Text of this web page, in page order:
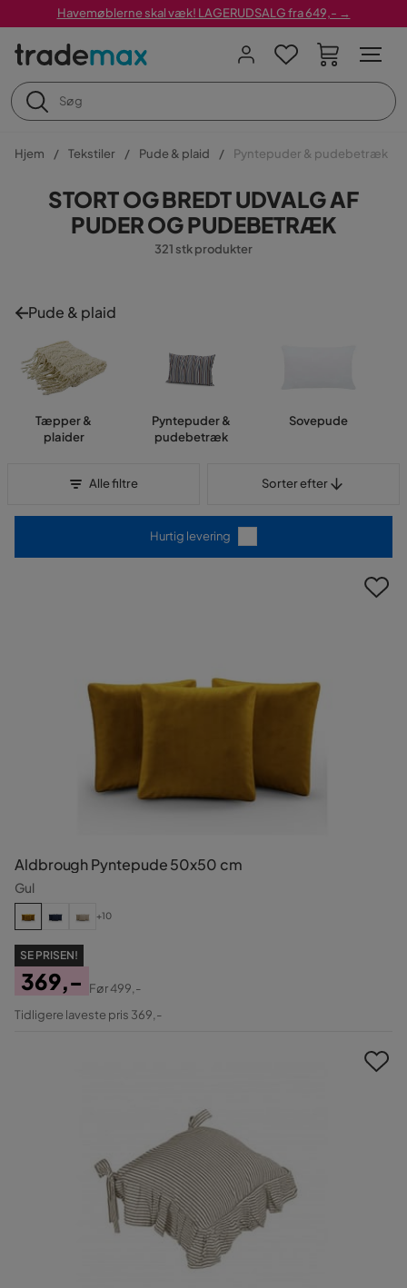
Havemøblerne skal væk! LAGERUDSALG fra 649,- →
Hjem Tekstiler Pude & plaid Pyntepuder & pudebetræk
STORT OG BREDT UDVALG AF
PUDER OG PUDEBETRÆK
321 stk produkter
Pude & plaid
Tæpper &
plaider
Pyntepuder &
pudebetræk
Sovepude
Alle filtre Sorter efter
Hurtig levering
Aldbrough Pyntepude 50x50 cm
Gul
+10
SE PRISEN!
Pris
369,-
Original
Før499,-
Tidligere laveste pris 369,-